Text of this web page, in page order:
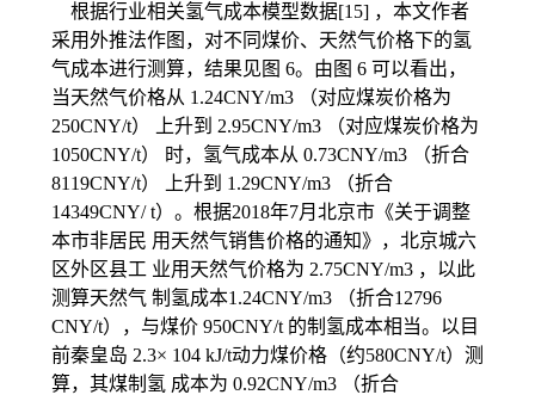
根据行业相关氢气成本模型数据[15] ，本文作者
采用外推法作图，对不同煤价、天然气价格下的氢
气成本进行测算，结果见图 6。由图 6 可以看出，
当天然气价格从 1.24CNY/m3 （对应煤炭价格为
250CNY/t） 上升到 2.95CNY/m3 （对应煤炭价格为
1050CNY/t） 时，氢气成本从 0.73CNY/m3 （折合
8119CNY/t） 上升到 1.29CNY/m3 （折合
14349CNY/ t）。根据2018年7月北京市《关于调整
本市非居民 用天然气销售价格的通知》，北京城六
区外区县工 业用天然气价格为 2.75CNY/m3 ，以此
测算天然气 制氢成本1.24CNY/m3 （折合12796
CNY/t），与煤价 950CNY/t 的制氢成本相当。以目
前秦皇岛 2.3× 104 kJ/t动力煤价格（约580CNY/t）测
算，其煤制氢 成本为 0.92CNY/m3 （折合